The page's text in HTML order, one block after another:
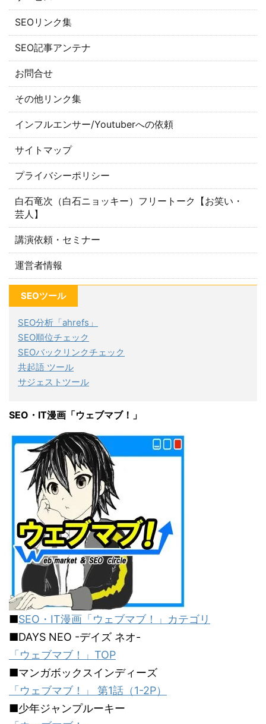
SEOリンク集
SEO記事アンテナ
お問合せ
その他リンク集
インフルエンサー/Youtuberへの依頼
サイトマップ
プライバシーポリシー
白石竜次（白石ニョッキー）フリートーク【お笑い・
芸人】
講演依頼・セミナー
運営者情報
SEOツール
SEO分析「ahrefs」
SEO順位チェック
SEOバックリンクチェック
共起語 ツール
サジェストツール
SEO・IT漫画「ウェブマブ！」
■SEO・IT漫画「ウェブマブ！」カテゴリ
■DAYS NEO -デイズ ネオ-
「ウェブマブ！」TOP
■マンガボックスインディーズ
「ウェブマブ！」 第1話（1-2P）
■少年ジャンプルーキー